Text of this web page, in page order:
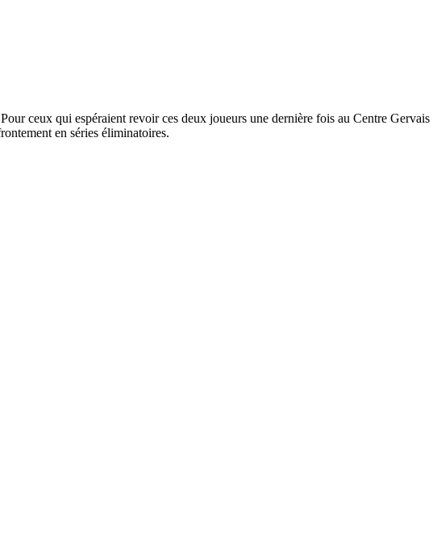
ceux qui espéraient revoir ces deux joueurs une dernière fois au Centre Gervais
en séries éliminatoires.